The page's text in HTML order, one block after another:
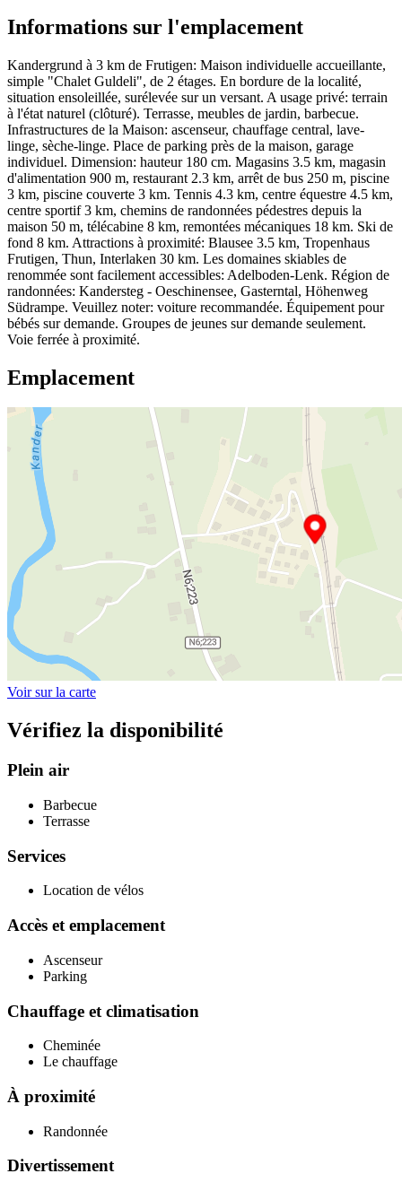
Informations sur l'emplacement
Kandergrund à 3 km de Frutigen: Maison individuelle accueillante,
simple "Chalet Guldeli", de 2 étages. En bordure de la localité,
situation ensoleillée, surélevée sur un versant. A usage privé: terrain
à l'état naturel (clôturé). Terrasse, meubles de jardin, barbecue.
Infrastructures de la Maison: ascenseur, chauffage central, lave-
linge, sèche-linge. Place de parking près de la maison, garage
individuel. Dimension: hauteur 180 cm. Magasins 3.5 km, magasin
d'alimentation 900 m, restaurant 2.3 km, arrêt de bus 250 m, piscine
3 km, piscine couverte 3 km. Tennis 4.3 km, centre équestre 4.5 km,
centre sportif 3 km, chemins de randonnées pédestres depuis la
maison 50 m, télécabine 8 km, remontées mécaniques 18 km. Ski de
fond 8 km. Attractions à proximité: Blausee 3.5 km, Tropenhaus
Frutigen, Thun, Interlaken 30 km. Les domaines skiables de
renommée sont facilement accessibles: Adelboden-Lenk. Région de
randonnées: Kandersteg - Oeschinensee, Gasterntal, Höhenweg
Südrampe. Veuillez noter: voiture recommandée. Équipement pour
bébés sur demande. Groupes de jeunes sur demande seulement.
Voie ferrée à proximité.
Emplacement
Voir sur la carte
Vérifiez la disponibilité
Plein air
Barbecue
Terrasse
Services
Location de vélos
Accès et emplacement
Ascenseur
Parking
Chauffage et climatisation
Cheminée
Le chauffage
À proximité
Randonnée
Divertissement